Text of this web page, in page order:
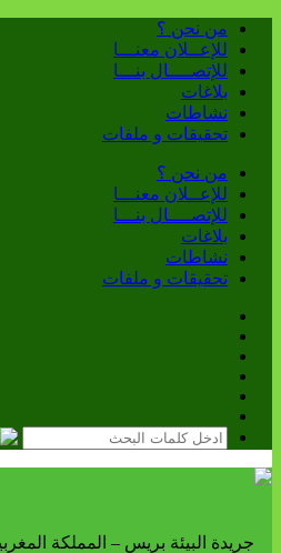
من نحن ؟
للإعــلان معنـــا
للإتصــــال بنـــا
بلاغات
نشاطات
تحقيقات و ملفات
من نحن ؟
للإعــلان معنـــا
للإتصــــال بنـــا
بلاغات
نشاطات
تحقيقات و ملفات